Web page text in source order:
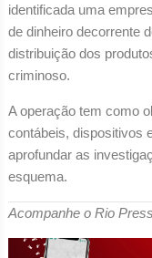
identificada uma
de dinheiro decorrente
distribuição dos
criminoso.
A operação tem como
contábeis, dispositivos
aprofundar as
esquema.
Acompanhe o Rio